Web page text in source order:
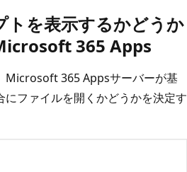
トを表示するかどうか
365 Apps
Microsoft 365 Appsサーバーが基
ファイルを開くかどうかを決定す